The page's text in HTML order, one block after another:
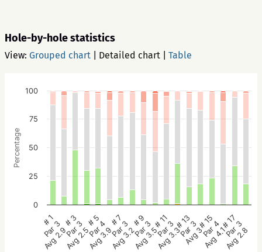
Hole-by-hole statistics
View: Grouped chart Detailed chart Table
Percentage
# 1
Par 3
Avg 2.9
# 3
Par 3
Avg 2.5
# 5
Par 4
Avg 3.9
# 7
Par 3
Avg 3.2
# 9
Par 3
Avg 3.5
# 11
Par 3
Avg 3.3
# 13
Par 3
Avg 3
# 15
Par 4
Avg 4.1
# 17
Par 3
Avg 2.8
0
25
50
75
100